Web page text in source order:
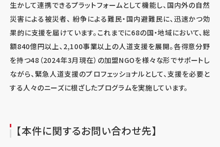
生かして連携できるプラットフォームとして機能し、国内外の自然
災害による被災者、 紛争による難民・国内避難民に、迅速かつ効
果的に支援を届けています。これまでに68の国・地域において、総
額840億円以上、 2,100事業以上の人道支援を展開。各得意分野
を持つ48 （2024年3月現在）の加盟NGOを様々な形でサポートし
ながら、緊急人道支援のプロフェッショナルとして、支援を必要と
する人々のニーズに根ざしたプログラムを実施しています。
【本件に関するお問い合わせ先】